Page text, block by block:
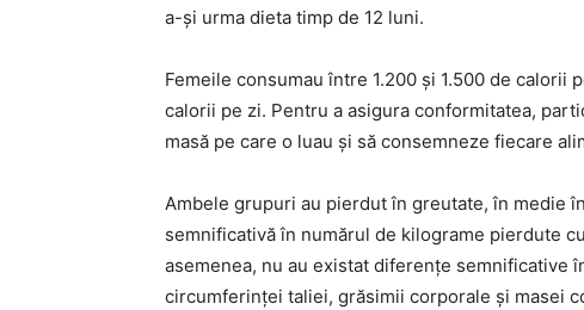
a-și urma dieta timp de 12 luni.
Femeile consumau între 1.200 și 1.500 de calorii
calorii pe zi. Pentru a asigura conformitatea,
masă pe care o luau și să consemneze fiecare
Ambele grupuri au pierdut în greutate, în medie
semnificativă în numărul de kilograme pierdute
asemenea, nu au existat diferențe semnificative
circumferinței taliei, grăsimii corporale și masei